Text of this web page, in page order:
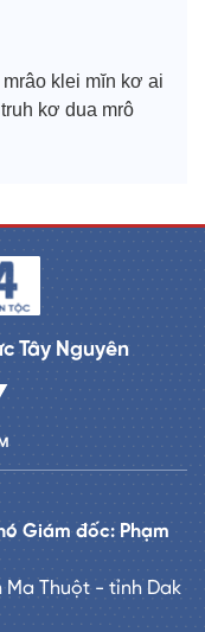
klei mĭn kơ ai
kơ dua mrô
Tây Nguyên
Giám đốc: Phạm
Ma Thuột - tỉnh Dak